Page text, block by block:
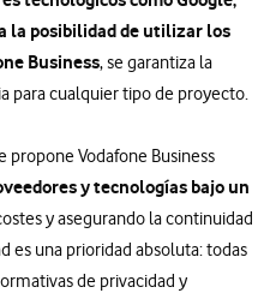
la posibilidad de utilizar los
Business, se garantiza la
para cualquier tipo de proyecto.
Vodafone Business
y tecnologías bajo un
y asegurando la continuidad
es una prioridad absoluta: todas
de privacidad y